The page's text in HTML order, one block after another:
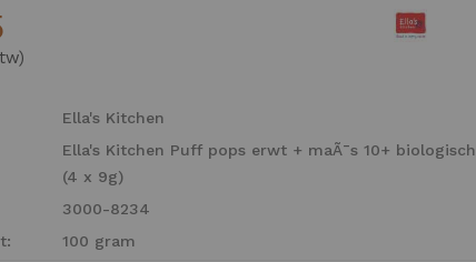
Ella's Kitchen
Ella's Kitchen Puff pops erwt + maÃ¯s 10+ biologisch
(4 x 9g)
3000-8234
100 gram